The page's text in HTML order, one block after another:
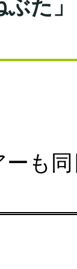
た」
ーも